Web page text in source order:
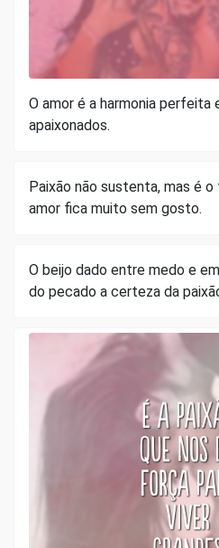
O amor é a harmonia
apaixonados.
Paixão não sustenta, mas é
amor fica muito sem gosto.
O beijo dado entre medo e
do pecado a certeza da